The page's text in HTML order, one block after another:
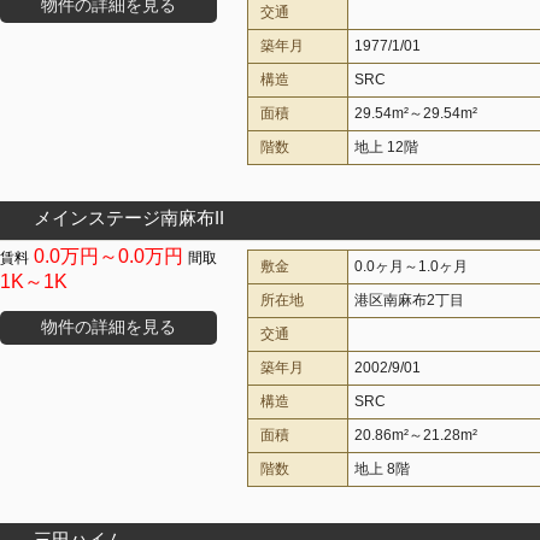
物件の詳細を見る
交通
築年月
1977/1/01
構造
SRC
面積
29.54m²～29.54m²
階数
地上 12階
メインステージ南麻布II
0.0万円～0.0万円
1K～1K
物件の詳細を見る
敷金
0.0ヶ月～1.0ヶ月
所在地
港区南麻布2丁目
交通
築年月
2002/9/01
構造
SRC
面積
20.86m²～21.28m²
階数
地上 8階